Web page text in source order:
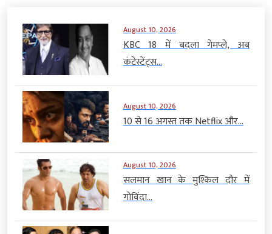
August 10, 2026
KBC 18 में बदला गेमप्ले, अब
कंटेस्टेंट्स...
August 10, 2026
10 से 16 अगस्त तक Netflix और...
August 10, 2026
सलमान खान के मुश्किल दौर में
गोविंदा...